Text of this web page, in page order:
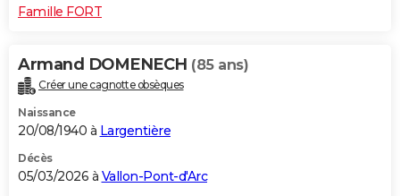
Famille FORT
Armand DOMENECH (85 ans)
Créer une cagnotte obsèques
Naissance
20/08/1940 à Largentière
Décès
05/03/2026 à Vallon-Pont-d'Arc